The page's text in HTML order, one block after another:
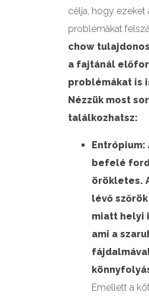
célja, hogy ezeket
problémákat
chow
a fajtánál
problémákat is
Nézzük most
találkozhatsz:
Entrópium:
befelé
örökletes.
lévő
miatt helyi
ami a
Emellett a